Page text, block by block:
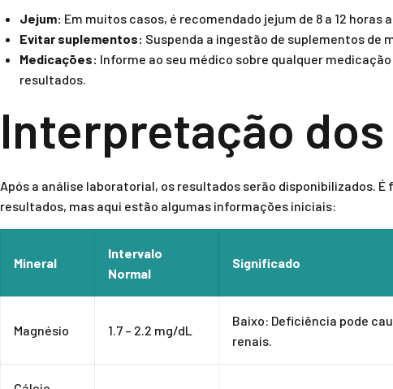
Jejum: Em muitos casos, é recomendado jejum de 8 a 12 horas
Evitar suplementos: Suspenda a ingestão de suplementos de
Medicações: Informe ao seu médico sobre qualquer
resultados.
Interpretação
Após a análise laboratorial, os resultados serão disponibilizados.
resultados, mas aqui estão algumas informações iniciais:
Mineral
Intervalo
Normal
Significado
Magnésio 1.7 – 2.2 mg/dL
Baixo: Deficiência pode
renais.